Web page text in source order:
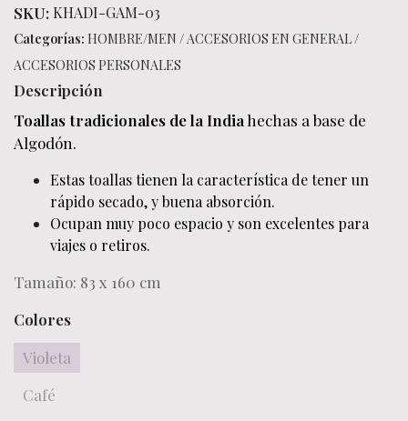
SKU: KHADI-GAM-03
Categorías: HOMBRE/MEN /ACCESORIOS EN GENERAL/
ACCESORIOS PERSONALES
Descripción
Toallas tradicionales de la India hechas a base de
Algodón.
Estas toallas tienen la característica de tener un
rápido secado, y buena absorción.
Ocupan muy poco espacio y son excelentes para
viajes o retiros.
Tamaño: 83 x 160 cm
Colores
Violeta
Café